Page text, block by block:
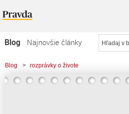
Blog
Najnovšie články
Najčítanejšie články
Najkomentovanejšie články
Blog > rozprávky o živote